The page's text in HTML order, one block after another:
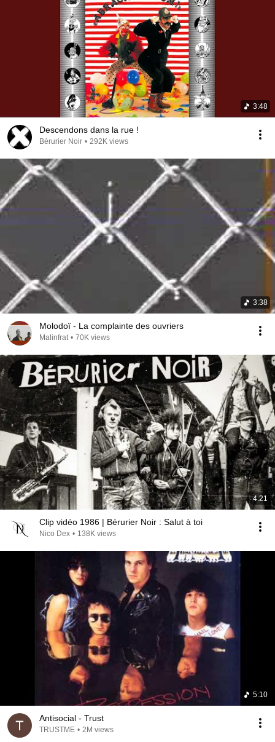
3:48
Descendons dans la rue !
Bérurier Noir • 292K views
3:38
Molodoï - La complainte des ouvriers
Malinfrat • 70K views
4:21
Clip vidéo 1986 | Bérurier Noir : Salut à toi
Nico Dex • 138K views
5:10
Antisocial - Trust
TRUSTME • 2M views